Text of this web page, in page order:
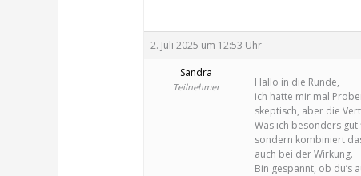
2. Juli 2025 um 12:53 Uhr
Sandra
Teilnehmer
Hallo in die Runde,
ich hatte mir mal
skeptisch, aber die
Was ich besonders gut
sondern kombiniert
auch bei der Wirkung.
Bin gespannt, ob du’s